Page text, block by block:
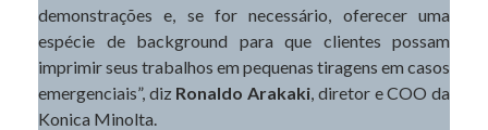
demonstrações e, se for necessário, oferecer uma
espécie de background para que clientes possam
imprimir seus trabalhos em pequenas tiragens em casos
emergenciais”, diz Ronaldo Arakaki, diretor e COO da
Konica Minolta.